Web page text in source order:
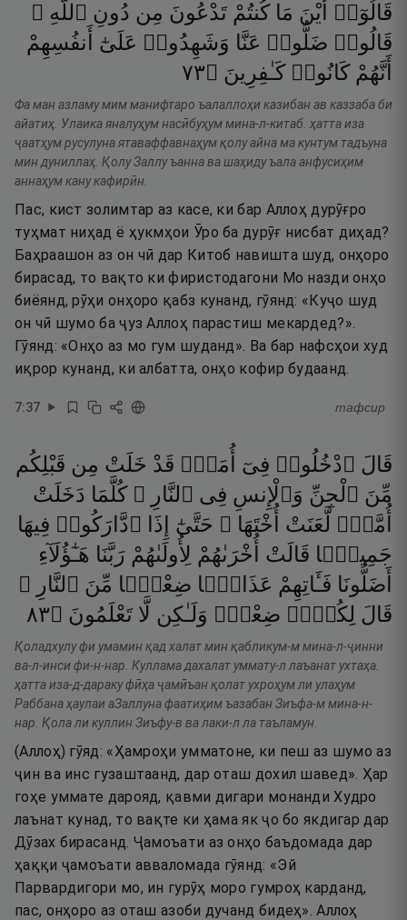
قَالُوٓا۟ أَيْنَ مَا كُنتُمْ تَدْعُونَ مِن دُونِ ٱللَّهِ ۖ
قَالُوا۟ ضَلُّوا۟ عَنَّا وَشَهِدُوا۟ عَلَىٰٓ
أَنفُسِهِمْ
أَنَّهُمْ كَانُوا۟ كَـٰفِرِينَ ۝٣٧
Фа ман азламу мим манифтаро ъалаллоҳи казибан ав каззаба би
айатиҳ. Улаика яналуҳум насӣбуҳум мина-л-китаб. ҳатта иза
ҷаатҳум русулуна ятаваффавнаҳум қолу айна ма кунтум тадъуна
мин дуниллаҳ. Қолу Заллу ъанна ва шаҳиду ъала анфусиҳим
аннаҳум кану кафирӣн.
Пас, кист золимтар аз касе, ки бар Аллоҳ дурӯғро
туҳмат ниҳад ё ҳукмҳои Ӯро ба дурӯғ нисбат диҳад?
Баҳраашон аз он чӣ дар Китоб навишта шуд, онҳоро
бирасад, то вақто ки фиристодагони Мо назди онҳо
биёянд, рӯҳи онҳоро қабз кунанд, гӯянд: «Куҷо шуд
он чӣ шумо ба ҷуз Аллоҳ парастиш мекардед?».
Гӯянд: «Онҳо аз мо гум шуданд». Ва бар нафсҳои худ
иқрор кунанд, ки албатта, онҳо кофир будаанд.
7:37 тафсир
قَالَ ٱدْخُلُوا۟ فِىٓ أُمَمٍۢ قَدْ خَلَتْ مِن قَبْلِكُم
مِّنَ ٱلْجِنِّ وَٱلْإِنسِ فِى ٱلنَّارِ ۖ كُلَّمَا دَخَلَتْ
أُمَّةٌۭ لَّعَنَتْ أُخْتَهَا ۖ حَتَّىٰٓ إِذَا ٱدَّارَكُوا۟ فِيهَا
جَمِيعًۭا قَالَتْ أُخْرَىٰهُمْ لِأُولَىٰهُمْ رَبَّنَا هَـٰٓؤُلَآءِ
أَضَلُّونَا فَـَٔاتِهِمْ عَذَابًۭا ضِعْفًۭا مِّنَ ٱلنَّارِ ۖ
قَالَ لِكُلٍّۢ ضِعْفٌۭ وَلَـٰكِن لَّا تَعْلَمُونَ ۝٣٨
Қоладхулу фи умамин қад халат мин қабликум-м мина-л-ҷинни
ва-л-инси фи-н-нар. Куллама дахалат уммату-л лаъанат ухтаҳа.
ҳатта иза-д-дараку фӣҳа ҷамӣъан қолат ухроҳум ли улаҳум
Раббана ҳаулаи аЗаллуна фаатиҳим ъазабан Зиъфа-м мина-н-
нар. Қола ли куллин Зиъфу-в ва лаки-л ла таъламун.
(Аллоҳ) гӯяд: «Ҳамроҳи умматоне, ки пеш аз шумо аз
ҷин ва инс гузаштаанд, дар оташ дохил шавед». Ҳар
гоҳе уммате дарояд, қавми дигари монанди Худро
лаънат кунад, то вақте ки ҳама як ҷо бо якдигар дар
Дӯзах бирасанд. Ҷамоъати аз онҳо баъдомада дар
ҳаққи ҷамоъати авваломада гӯянд: «Эй
Парвардигори мо, ин гурӯҳ моро гумроҳ карданд,
пас, онҳоро аз оташ азоби дучанд бидеҳ». Аллоҳ